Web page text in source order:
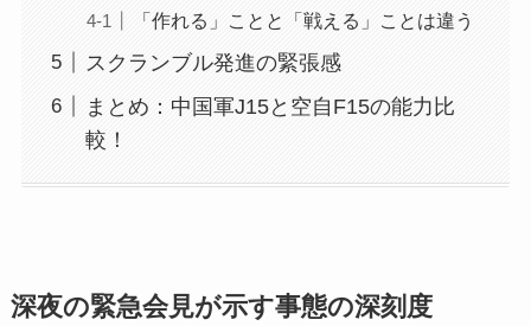
「作れる」ことと「戦える」ことは違う
スクランブル発進の緊張感
まとめ：中国軍J15と空自F15の能力比
較！
深夜の緊急会見が示す事態の深刻度